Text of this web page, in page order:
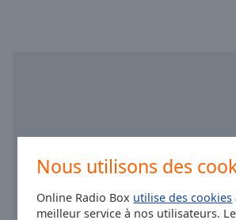
Nous utilisons des
Online Radio Box utilise des cookies
meilleur service à nos utilisateurs.
Opacity